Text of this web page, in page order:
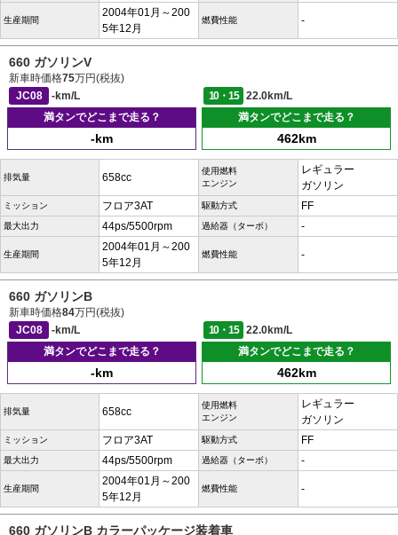
生産期間
2004年01月～200
5年12月
燃費性能 -
660 ガソリンV
新車時価格75万円(税抜)
JC08
-km/L 10・15
22.0km/L
満タンでどこまで走る？
-km
満タンでどこまで走る？
462km
排気量 658cc
使用燃料
エンジン
レギュラー
ガソリン
ミッション フロア3AT 駆動方式 FF
最大出力 44ps/5500rpm 過給器（ターボ） -
生産期間
2004年01月～200
5年12月
燃費性能 -
660 ガソリンB
新車時価格84万円(税抜)
JC08
-km/L 10・15
22.0km/L
満タンでどこまで走る？
-km
満タンでどこまで走る？
462km
排気量 658cc
使用燃料
エンジン
レギュラー
ガソリン
ミッション フロア3AT 駆動方式 FF
最大出力 44ps/5500rpm 過給器（ターボ） -
生産期間
2004年01月～200
5年12月
燃費性能 -
660 ガソリンB カラーパッケージ装着車